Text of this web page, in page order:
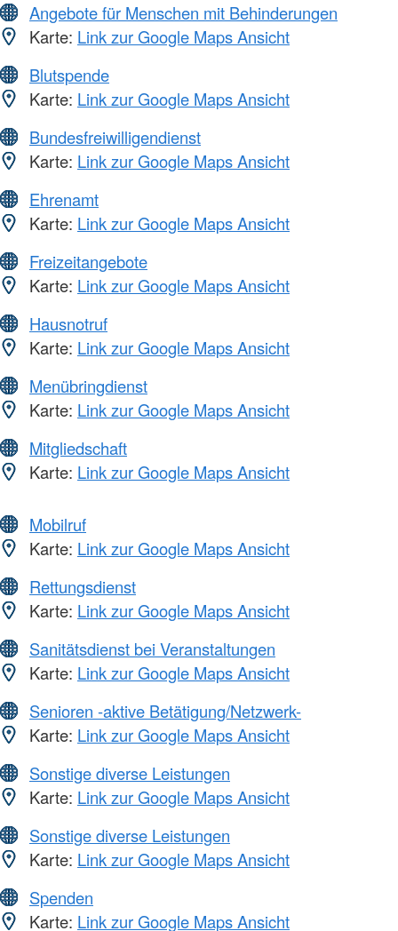
Angebote für Menschen mit Behinderungen
Karte: Link zur Google Maps Ansicht
Blutspende
Karte: Link zur Google Maps Ansicht
Bundesfreiwilligendienst
Karte: Link zur Google Maps Ansicht
Ehrenamt
Karte: Link zur Google Maps Ansicht
Freizeitangebote
Karte: Link zur Google Maps Ansicht
Hausnotruf
Karte: Link zur Google Maps Ansicht
Menübringdienst
Karte: Link zur Google Maps Ansicht
Mitgliedschaft
Karte: Link zur Google Maps Ansicht
Mobilruf
Karte: Link zur Google Maps Ansicht
Rettungsdienst
Karte: Link zur Google Maps Ansicht
Sanitätsdienst bei Veranstaltungen
Karte: Link zur Google Maps Ansicht
Senioren -aktive Betätigung/Netzwerk-
Karte: Link zur Google Maps Ansicht
Sonstige diverse Leistungen
Karte: Link zur Google Maps Ansicht
Sonstige diverse Leistungen
Karte: Link zur Google Maps Ansicht
Spenden
Karte: Link zur Google Maps Ansicht